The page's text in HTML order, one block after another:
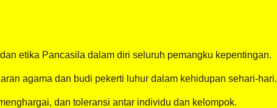
etika Pancasila dalam diri seluruh pemangku kepentingan.
agama dan budi pekerti luhur dalam kehidupan sehari-hari.
dan toleransi antar individu dan kelompok.